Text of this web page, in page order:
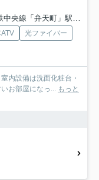
央線「弁天町」駅 徒歩1分
光ファイバー
内設備は洗面化粧台・
お部屋になっ...
もっと